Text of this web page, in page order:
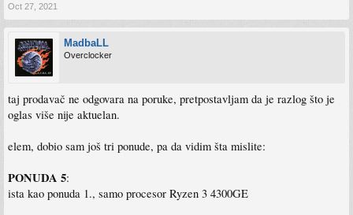
Oct 27, 2021
MadbaLL
Overclocker
taj prodavač ne odgovara na poruke, pretpostavljam da je razlog što je
oglas više nije aktuelan.
elem, dobio sam još tri ponude, pa da vidim šta mislite:
PONUDA 5:
ista kao ponuda 1., samo procesor Ryzen 3 4300GE